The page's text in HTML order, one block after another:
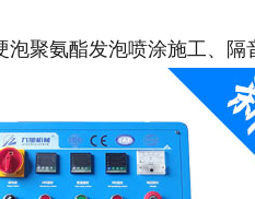
聚氨酯发泡喷涂施工、隔